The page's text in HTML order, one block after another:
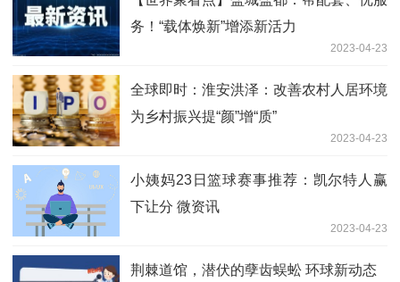
务！“载体焕新”增添新活力
2023-04-23
全球即时：淮安洪泽：改善农村人居环境
为乡村振兴提“颜”增“质”
2023-04-23
小姨妈23日篮球赛事推荐：凯尔特人赢
下让分 微资讯
2023-04-23
荆棘道馆，潜伏的孽齿蜈蚣 环球新动态